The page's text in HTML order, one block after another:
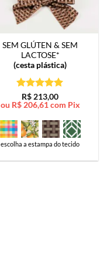
SEM GLÚTEN & SEM
LACTOSE*
(cesta plástica)
Avaliação5
de 5
R$ 213,00
ou R$206,61 com Pix
escolha a estampa do tecido